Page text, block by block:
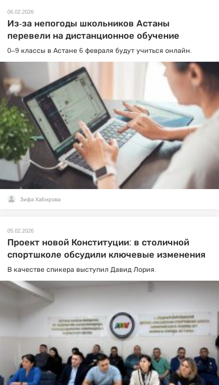
06.02.2026
Из-за непогоды школьников Астаны
перевели на дистанционное обучение
0–9 классы в Астане 6 февраля будут учиться онлайн.
Зифа Хабирова
05.02.2026
Проект новой Конституции: в столичной
спортшколе обсудили ключевые изменения
В качестве спикера выступил Давид Лория.